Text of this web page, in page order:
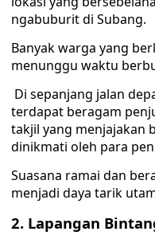
ngabuburit di Subang.
Banyak warga yang
menunggu waktu
Di sepanjang jalan
terdapat beragam
takjil yang menjajakan
dinikmati oleh para
Suasana ramai dan
menjadi daya tarik
2. Lapangan